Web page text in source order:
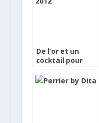
De l’or et un
cocktail pour
l’année